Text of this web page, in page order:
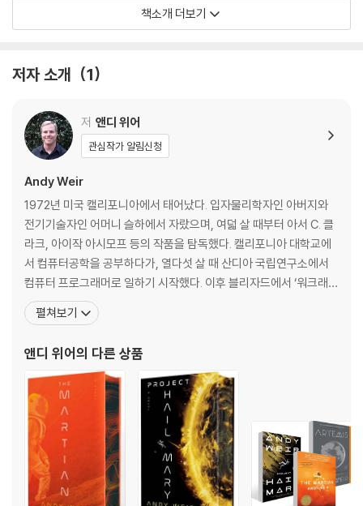
번 작품에서도 작가의 장기인 과학을 기반으로 한 SF 세계관과 낙관적 감
수성이 유감없이 그려졌다. 특히 작가가 치밀하게 구상한 ‘특별한 캐릭
캐릭터와의 공생과 연대 그리고 인류를 뛰어넘은 우정에 대한 이야기가 주
일메리호에 오른 ‘좋은 사람’인 주인공. 『마션』에서 한 인간을 구하기 위한
인류애를 보여줬다면 이번에는 전 인류를 구하기 위한 한 인간의 사명감과
애정이 한층 진하게 펼쳐진다. 앤디 위어의 세계는 더욱 깊어지고 넓어졌
이다.
THE SUNDAY TIMES BESTSELLING NOVEL
A BARRACK OBAMA READING PICK
A lone astronaut.
An impossible mission.
An ally he never imagined.
'The most enjoyable hard SF I have read in years' GUARDIAN
'Weir's finest work to date. . . This is the one book I read last y
ear that I am certain I can recommend to anyone, no matter w
ho, and know they'll love it.' BRANDON SANDERSON
'If you like a lot of science in your science fiction, Andy Weir is
the writer for you. . . This one has everything fans of old schoo
책소개 더보기
저자 소개 1
저 앤디 위어
관심작가 알림신청
Andy Weir
1972년 미국 캘리포니아에서 태어났다. 입자물리학자인 아버지와
전기기술자인 어머니 슬하에서 자랐으며, 여덟 살 때부터 아서 C. 클
라크, 아이작 아시모프 등의 작품을 탐독했다. 캘리포니아 대학교에
서 컴퓨터공학을 공부하다가, 열다섯 살 때 산디아 국립연구소에서
컴퓨터 프로그래머로 일하기 시작했다. 이후 블리자드에서 ‘워크래프
트 2’ 개발에 참여했고, AOL 등 몇몇 소프트웨어 회사들을 전전하며
프로그래머로 일했다. 본격적으로 소설을 집필하기 시작한 건 20대
포스팅해왔는데, 단편 [The Egg] 등도 인터넷상
펼쳐보기
앤디 위어의 다른 상품